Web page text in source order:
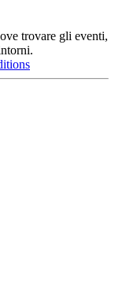
trovare gli eventi,